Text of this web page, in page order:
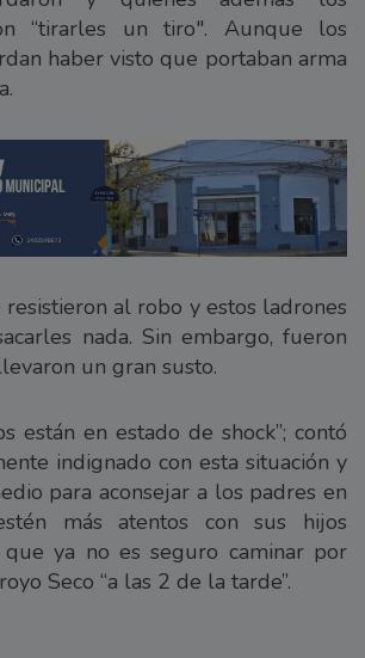
“tirarles un tiro". Aunque los
haber visto que portaban arma
resistieron al robo y estos ladrones
nada. Sin embargo, fueron
un gran susto.
están en estado de shock”; contó
indignado con esta situación y
para aconsejar a los padres en
más atentos con sus hijos
ya no es seguro caminar por
Seco “a las 2 de la tarde”.